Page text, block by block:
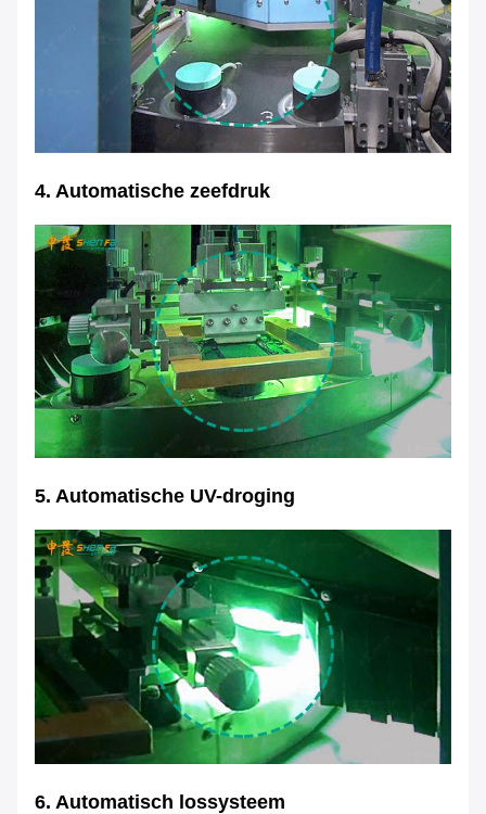
4. Automatische zeefdruk
5. Automatische UV-droging
6. Automatisch lossysteem